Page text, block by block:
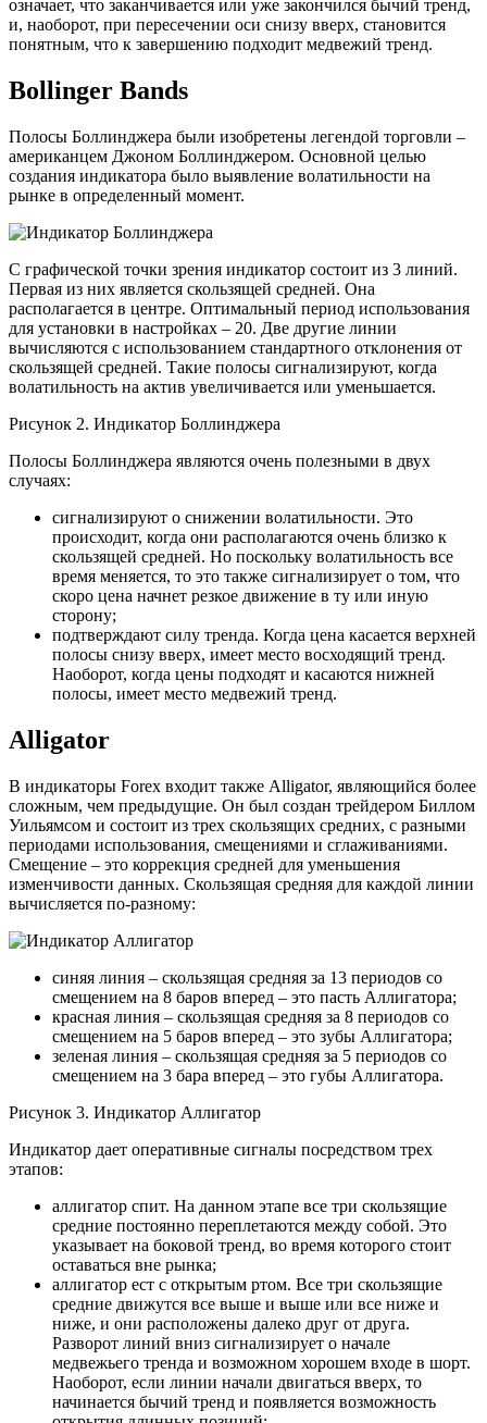
означает, что заканчивается или уже закончился бычий тренд,
и, наоборот, при пересечении оси снизу вверх, становится
понятным, что к завершению подходит медвежий тренд.
Bollinger Bands
Полосы Боллинджера были изобретены легендой торговли –
американцем Джоном Боллинджером. Основной целью
создания индикатора было выявление волатильности на
рынке в определенный момент.
С графической точки зрения индикатор состоит из 3 линий.
Первая из них является скользящей средней. Она
располагается в центре. Оптимальный период использования
для установки в настройках – 20. Две другие линии
вычисляются с использованием стандартного отклонения от
скользящей средней. Такие полосы сигнализируют, когда
волатильность на актив увеличивается или уменьшается.
Рисунок 2. Индикатор Боллинджера
Полосы Боллинджера являются очень полезными в двух
случаях:
сигнализируют о снижении волатильности. Это
происходит, когда они располагаются очень близко к
скользящей средней. Но поскольку волатильность все
время меняется, то это также сигнализирует о том, что
скоро цена начнет резкое движение в ту или иную
сторону;
подтверждают силу тренда. Когда цена касается верхней
полосы снизу вверх, имеет место восходящий тренд.
Наоборот, когда цены подходят и касаются нижней
полосы, имеет место медвежий тренд.
Alligator
В индикаторы Forex входит также Alligator, являющийся более
сложным, чем предыдущие. Он был создан трейдером Биллом
Уильямсом и состоит из трех скользящих средних, с разными
периодами использования, смещениями и сглаживаниями.
Смещение – это коррекция средней для уменьшения
изменчивости данных. Скользящая средняя для каждой линии
вычисляется по-разному:
синяя линия – скользящая средняя за 13 периодов со
смещением на 8 баров вперед – это пасть Аллигатора;
красная линия – скользящая средняя за 8 периодов со
смещением на 5 баров вперед – это зубы Аллигатора;
зеленая линия – скользящая средняя за 5 периодов со
смещением на 3 бара вперед – это губы Аллигатора.
Рисунок 3. Индикатор Аллигатор
Индикатор дает оперативные сигналы посредством трех
этапов:
аллигатор спит. На данном этапе все три скользящие
средние постоянно переплетаются между собой. Это
указывает на боковой тренд, во время которого стоит
оставаться вне рынка;
аллигатор ест с открытым ртом. Все три скользящие
средние движутся все выше и выше или все ниже и
ниже, и они расположены далеко друг от друга.
Разворот линий вниз сигнализирует о начале
медвежьего тренда и возможном хорошем входе в шорт.
Наоборот, если линии начали двигаться вверх, то
начинается бычий тренд и появляется возможность